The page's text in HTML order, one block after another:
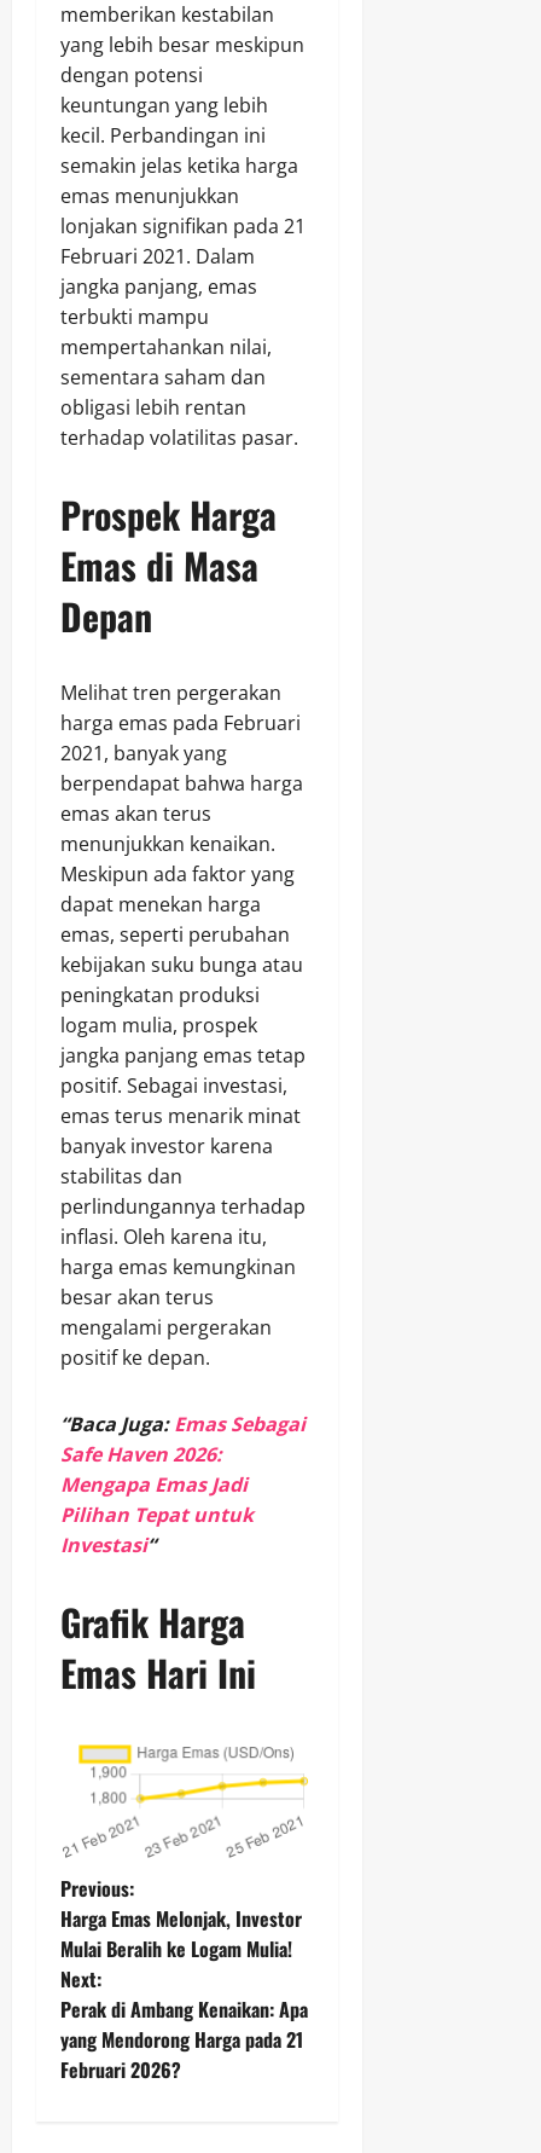
memberikan kestabilan
yang lebih besar meskipun
dengan potensi
keuntungan yang lebih
kecil. Perbandingan ini
semakin jelas ketika harga
emas menunjukkan
lonjakan signifikan pada 21
Februari 2021. Dalam
jangka panjang, emas
terbukti mampu
mempertahankan nilai,
sementara saham dan
obligasi lebih rentan
terhadap volatilitas pasar.
Prospek Harga
Emas di Masa
Depan
Melihat tren pergerakan
harga emas pada Februari
2021, banyak yang
berpendapat bahwa harga
emas akan terus
menunjukkan kenaikan.
Meskipun ada faktor yang
dapat menekan harga
emas, seperti perubahan
kebijakan suku bunga atau
peningkatan produksi
logam mulia, prospek
jangka panjang emas tetap
positif. Sebagai investasi,
emas terus menarik minat
banyak investor karena
stabilitas dan
perlindungannya terhadap
inflasi. Oleh karena itu,
harga emas kemungkinan
besar akan terus
mengalami pergerakan
positif ke depan.
“Baca Juga:Emas Sebagai
Safe Haven 2026:
Mengapa Emas Jadi
Pilihan Tepat untuk
Investasi“
Grafik Harga
Emas Hari Ini
P
o
s
t
Previous:
Harga Emas Melonjak, Investor
Mulai Beralih ke Logam Mulia!
Next:
Perak di Ambang Kenaikan: Apa
yang Mendorong Harga pada 21
Februari 2026?